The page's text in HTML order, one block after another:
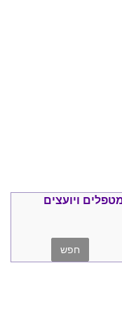
ויועצים